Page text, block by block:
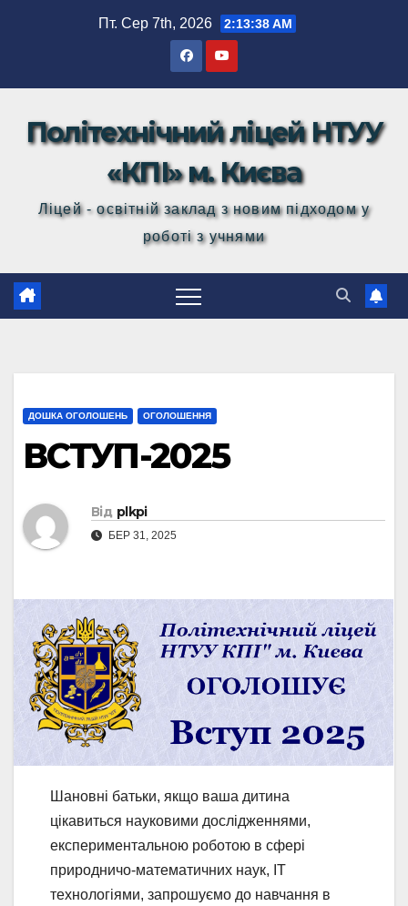
Пт. Сер 7th, 2026 2:13:39 AM
Політехнічний ліцей НТУУ
«КПІ» м. Києва
Ліцей - освітній заклад з новим підходом у
роботі з учнями
ДОШКА ОГОЛОШЕНЬ ОГОЛОШЕННЯ
ВСТУП-2025
Від plkpi
БЕР 31, 2025
Шановні батьки, якщо ваша дитина
цікавиться науковими дослідженнями,
експериментальною роботою в сфері
природничо-математичних наук, ІТ
технологіями, запрошуємо до навчання в